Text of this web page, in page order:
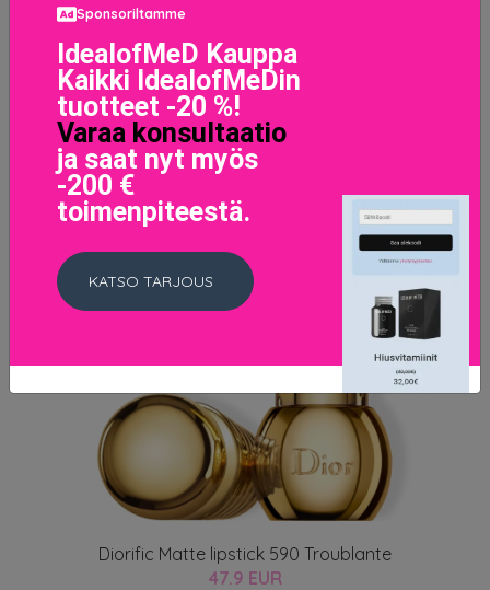
Diorific Matte lipstick 590 Troublante
47.9 EUR
Sponsoriltamme
IdealofMeD Kauppa
Kaikki IdealofMeDin
tuotteet -20 %!
Varaa konsultaatio
ja saat nyt myös
-200 €
toimenpiteestä.
KATSO TARJOUS